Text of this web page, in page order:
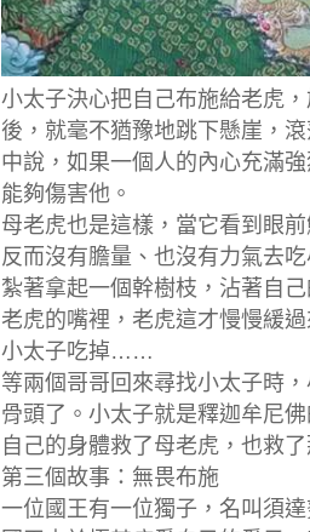
小太子決心把自己布施給老虎
後，就毫不猶豫地跳下懸崖，
中說，如果一個人的內心充滿
能夠傷害他。
母老虎也是這樣，當它看到眼
反而沒有膽量、也沒有力氣去
紮著拿起一個幹樹枝，沾著自
老虎的嘴裡，老虎這才慢慢緩
小太子吃掉……
等兩個哥哥回來尋找小太子時
骨頭了。小太子就是釋迦牟尼
自己的身體救了母老虎，也救了
第三個故事：無畏布施
一位國王有一位獨子，名叫須